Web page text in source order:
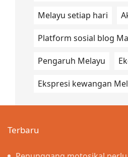
Melayu setiap hari
Platform sosial blog
Pengaruh Melayu
Ekspresi kewangan
Terbaru